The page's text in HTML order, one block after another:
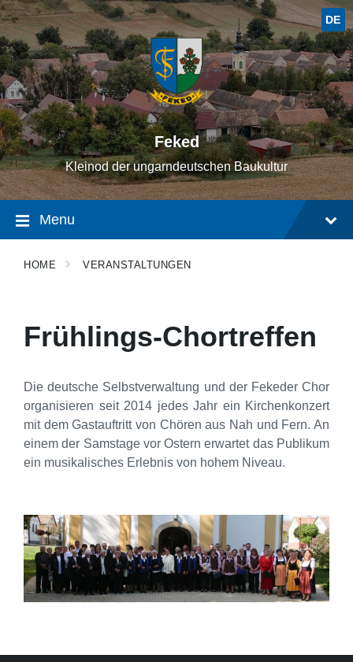
Skip
to
content
Skip
to
main
navigation
Skip
to
footer
DE
Feked
Kleinod der ungarndeutschen Baukultur
Menu
HOME VERANSTALTUNGEN
Frühlings-Chortreffen
Die deutsche Selbstverwaltung und der Fekeder Chor
organisieren seit 2014 jedes Jahr ein Kirchenkonzert
mit dem Gastauftritt von Chören aus Nah und Fern. An
einem der Samstage vor Ostern erwartet das Publikum
ein musikalisches Erlebnis von hohem Niveau.